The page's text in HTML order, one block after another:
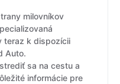
milovníkov
teraz k dispozícii
Auto.
sa na cestu a
informácie pre